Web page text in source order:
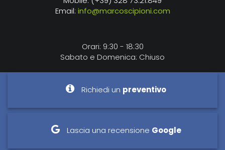
Email: info@marcoscipioni.com
Orari: 9:30 - 18:30
Sabato e Domenica: Chiuso
Richiedi un preventivo
Lascia una recensione Google